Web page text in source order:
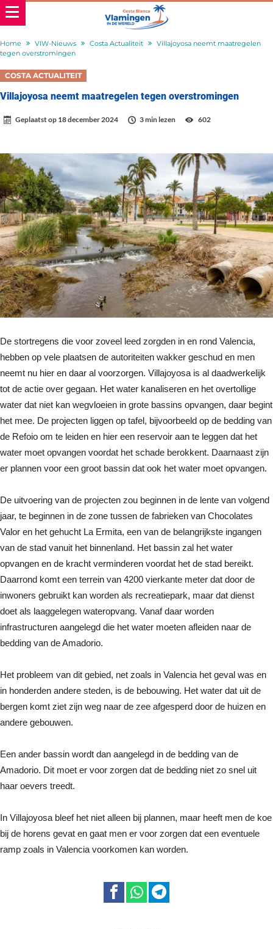
Home VIW-Nieuws Costa Actualiteit
Villajoyosa neemt maatregelen
tegen overstromingen
COSTA ACTUALITEIT
Villajoyosa neemt maatregelen tegen overstromingen
Geplaatst op 18 december 2024 3 min lezen 602
De stortregens die voor zoveel leed zorgden in en rond Valencia,
hebben op vele plaatsen de autoriteiten wakker geschud en men
neemt nu hier en daar al voorzorgen. Villajoyosa is al daadwerkelijk
tot de actie over gegaan. Het water kanaliseren en het overtollige
water dat niet kan wegvloeien in grote bassins opvangen, daar begint
het mee. De projecten liggen op tafel, bijvoorbeeld op de bedding van
de Refoio om te leiden en hier een reservoir aan te leggen dat het
water moet opvangen voordat het schade berokkent. Daarnaast zijn
er plannen voor een groot bassin dat ook het water moet opvangen.
De uitvoering van de projecten zou beginnen in de lente van volgend
jaar, te beginnen in de zone tussen de fabrieken van Chocolates
Valor en het gehucht La Ermita, een van de belangrijkste ingangen
van de stad vanuit het binnenland. Het bassin zal het water
opvangen en de kracht verminderen voordat het de stad bereikt.
Daarrond komt een terrein van 4200 vierkante meter dat door de
inwoners gebruikt kan worden als recreatiepark, maar dat dienst
doet als laaggelegen wateropvang. Vanaf daar worden
infrastructuren aangelegd die het water moeten afleiden naar de
bedding van de Amadorio.
Het probleem van dit gebied, net zoals in Valencia het geval was en
in honderden andere steden, is de bebouwing. Het water dat uit de
bergen komt ziet zijn weg naar de zee afgesperd door de huizen en
andere gebouwen.
Een ander bassin wordt dan aangelegd in de bedding van de
Amadorio. Dit moet er voor zorgen dat de bedding niet zo snel uit
haar oevers treedt.
In Villajoyosa bleef het niet alleen bij plannen, maar heeft men de koe
bij de horens gevat en gaat men er voor zorgen dat een eventuele
ramp zoals in Valencia voorkomen kan worden.